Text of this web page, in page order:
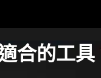
合的工具